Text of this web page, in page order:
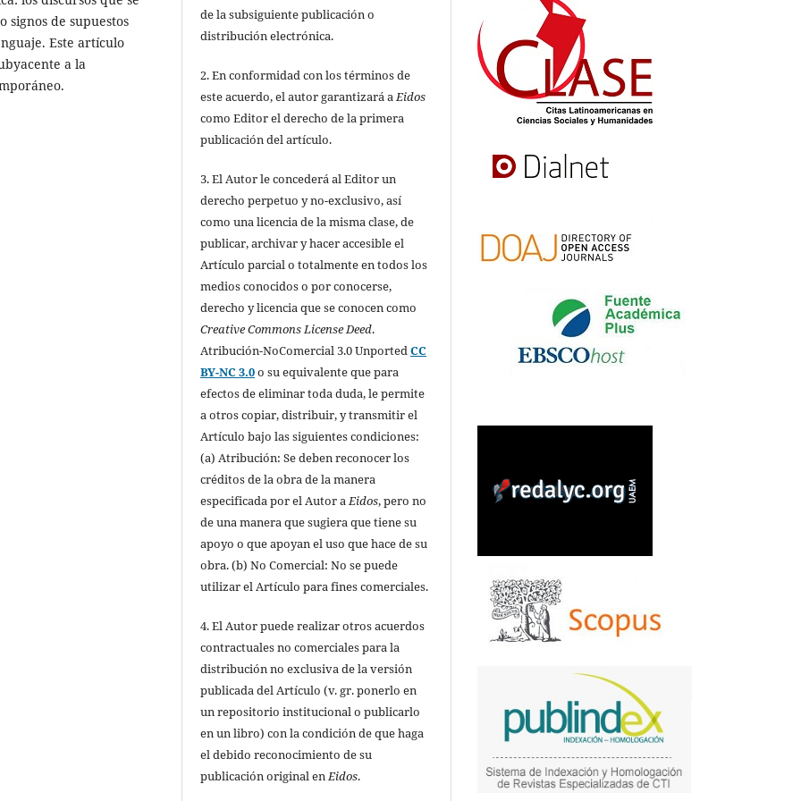
signos de supuestos
Este artículo
a la
de la subsiguiente publicación o
distribución electrónica.
2. En conformidad con los términos de
este acuerdo, el autor garantizará a Eidos
como Editor el derecho de la primera
publicación del artículo.
3. El Autor le concederá al Editor un
derecho perpetuo y no-exclusivo, así
como una licencia de la misma clase, de
publicar, archivar y hacer accesible el
Artículo parcial o totalmente en todos los
medios conocidos o por conocerse,
derecho y licencia que se conocen como
Creative Commons License Deed.
Atribución-NoComercial 3.0 UnportedCC
BY-NC 3.0o su equivalente que para
efectos de eliminar toda duda, le permite
a otros copiar, distribuir, y transmitir el
Artículo bajo las siguientes condiciones:
(a) Atribución: Se deben reconocer los
créditos de la obra de la manera
especificada por el Autor aEidos, pero no
de una manera que sugiera que tiene su
apoyo o que apoyan el uso que hace de su
obra. (b) No Comercial: No se puede
utilizar el Artículo para fines comerciales.
4. El Autor puede realizar otros acuerdos
contractuales no comerciales para la
distribución no exclusiva de la versión
publicada del Artículo (v. gr. ponerlo en
un repositorio institucional o publicarlo
en un libro) con la condición de que haga
el debido reconocimiento de su
publicación original enEidos.